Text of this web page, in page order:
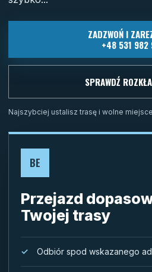
ZADZWOŃ I
+48 531 982
SPRAWDŹ
Najszybciej ustalisz trasę i wolne
BE
Przejazd
Twojej trasy
Odbiór spod wskazanego